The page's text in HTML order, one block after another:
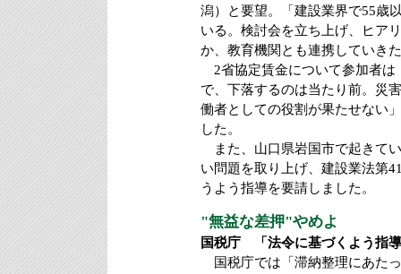
潟）と要望。「建設業界で55歳
いる。検討会を立ち上げ、ヒア
か、教育機関とも連携していき
2省協定賃金について参加者は
で、下落するのは当たり前。災
働者としての役割が果たせない
した。
また、山口県岩国市で起きて
い問題を取り上げ、建設業法第
うよう指導を要請しました。
"無益な差押"やめよ
国税庁 「法令に基づくよう指
国税庁では「滞納整理にあた